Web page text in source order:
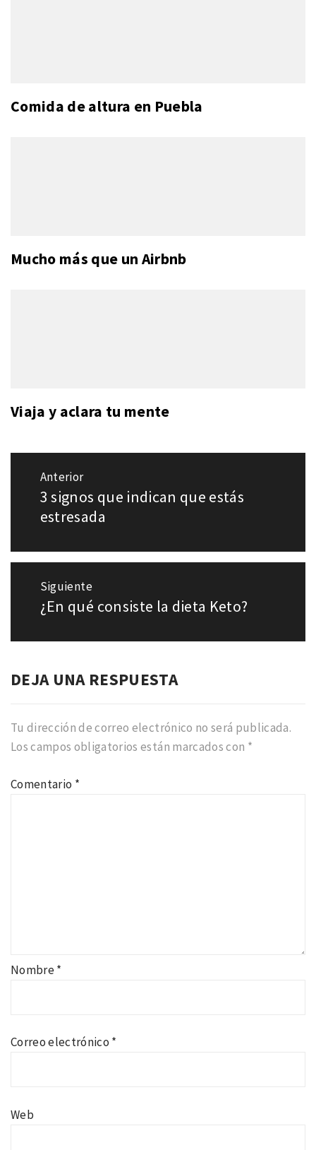
Comida de altura en Puebla
Mucho más que un Airbnb
Viaja y aclara tu mente
Navegación
entradas
Anterior
Entrada
anterior:
3 signos que indican que estás
estresada
Siguiente
Entrada
¿En qué consiste la dieta Keto?
DEJA UNA RESPUESTA
Tu dirección de correo electrónico no será publicada.
Los campos obligatorios están marcados con *
Comentario *
Nombre*
Correo electrónico *
Web